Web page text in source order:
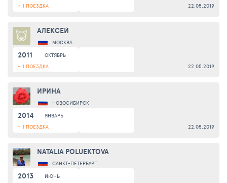
+ 1 ПОЕЗДКА
22.05.2019
АЛЕКСЕЙ
МОСКВА
2011
ОКТЯБРЬ
+ 1 ПОЕЗДКА
22.05.2019
ИРИНА
НОВОСИБИРСК
2014
ЯНВАРЬ
+ 1 ПОЕЗДКА
22.05.2019
NATALIA POLUEKTOVA
САНКТ-ПЕТЕРБУРГ
2013
ИЮНЬ